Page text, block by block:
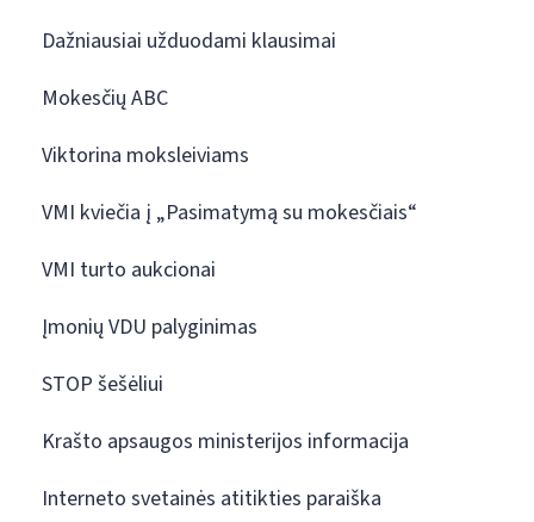
Dažniausiai užduodami klausimai
Mokesčių ABC
Viktorina moksleiviams
VMI kviečia į „Pasimatymą su mokesčiais“
VMI turto aukcionai
Įmonių VDU palyginimas
STOP šešėliui
Krašto apsaugos ministerijos informacija
Interneto svetainės atitikties paraiška